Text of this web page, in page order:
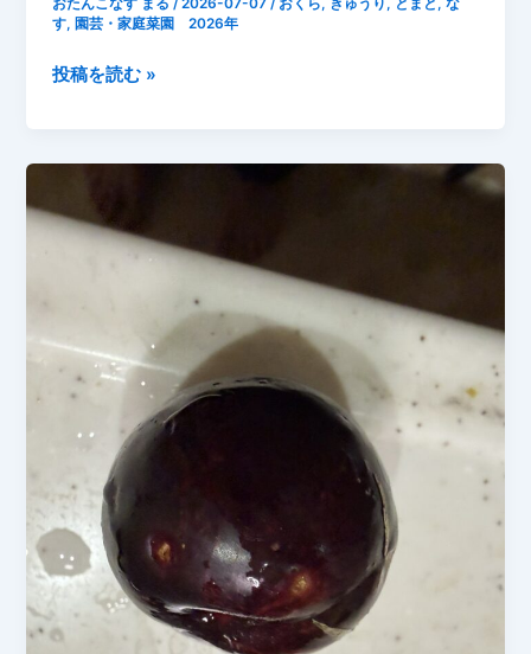
ル
ー
ベ
穫
し
【家
園】
おたんこなす まる/2026-07-07/ おくら, きゅうり , とまと ,な
す, 園芸・家庭菜園 2026年
2026
月
日
穫！
の
夏
野
菜
を
実
投稿を読む »